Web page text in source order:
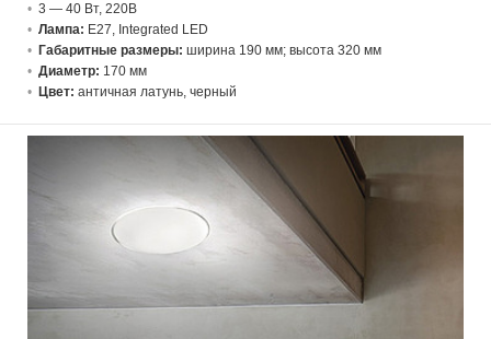
3 — 40 Вт, 220В
Лампа: E27, Integrated LED
Габаритные размеры: ширина 190 мм; высота 320 мм
Диаметр: 170 мм
Цвет: античная латунь, черный